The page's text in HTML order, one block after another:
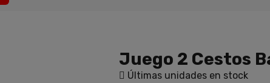
Juego 2 Cestos
Últimas unidades en stock